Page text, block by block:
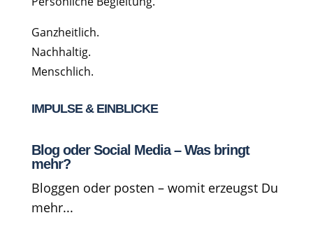
Ganzheitlich.
Nachhaltig.
Menschlich.
IMPULSE & EINBLICKE
Blog oder Social Media – Was bringt
mehr?
Bloggen oder posten – womit erzeugst Du
mehr...